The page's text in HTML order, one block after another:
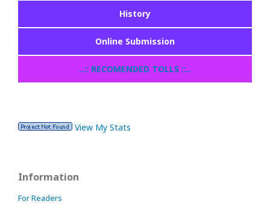
History
Online Submission
..:: RECOMENDED TOLLS ::..
View My Stats
Information
For Readers